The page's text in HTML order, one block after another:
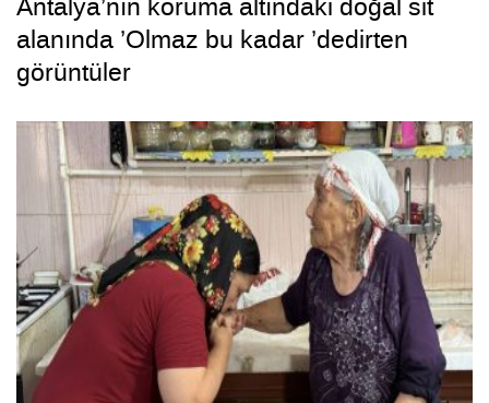
alanında ’Olmaz bu kadar ’dedirten
görüntüler